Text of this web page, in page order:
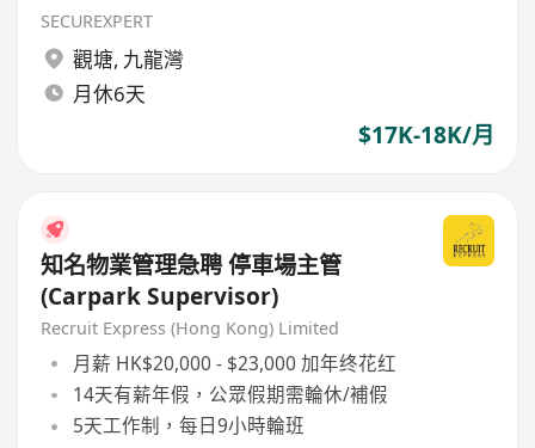
SECUREXPERT
觀塘, 九龍灣
月休6天
$17K-18K/月
知名物業管理急聘 停車場主管
(Carpark Supervisor)
Recruit Express (Hong Kong) Limited
月薪 HK$20,000 - $23,000 加年终花红
14天有薪年假，公眾假期需輪休/補假
5天工作制，每日9小時輪班